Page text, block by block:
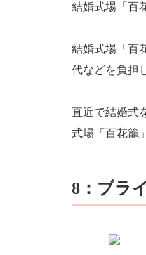
結婚式場「百
結婚式場「百
代などを負担
直近で結婚式
式場「百花籠
8：ブラ